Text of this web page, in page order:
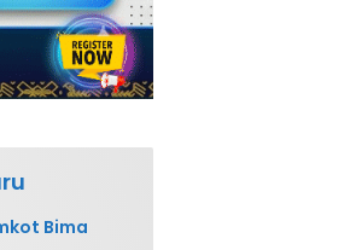
Bima